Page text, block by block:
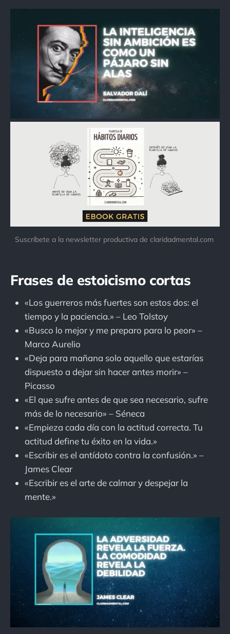
Suscríbete a la newsletter productiva de claridadmental.com
Frases de estoicismo cortas
«Los guerreros más fuertes son estos dos: el
tiempo y la paciencia.» – Leo Tolstoy
«Busco lo mejor y me preparo para lo peor» –
Marco Aurelio
«Deja para mañana solo aquello que estarías
dispuesto a dejar sin hacer antes morir» –
Picasso
«El que sufre antes de que sea necesario, sufre
más de lo necesario» – Séneca
«Empieza cada día con la actitud correcta. Tu
actitud define tu éxito en la vida.»
«Escribir es el antídoto contra la confusión.» –
James Clear
«Escribir es el arte de calmar y despejar la
mente.»